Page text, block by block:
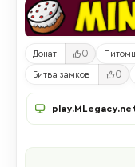
Донат 0
Битва замков 0